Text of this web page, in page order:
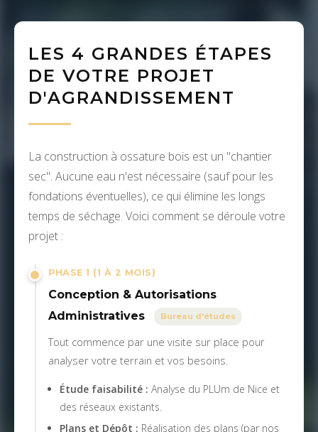
LES 4 GRANDES ÉTAPES
DE VOTRE PROJET
D'AGRANDISSEMENT
La construction à ossature bois est un "chantier
sec". Aucune eau n'est nécessaire (sauf pour les
fondations éventuelles), ce qui élimine les longs
temps de séchage. Voici comment se déroule votre
projet :
PHASE 1 (1 À 2 MOIS)
Conception & Autorisations
Administratives
Bureau d'études
Tout commence par une visite sur place pour
analyser votre terrain et vos besoins.
Étude faisabilité : Analyse du PLUm de Nice et
des réseaux existants.
Plans et Dépôt : Réalisation des plans (par nos